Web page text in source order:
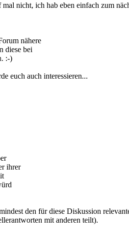
nicht, ich hab eben einfach zum
nähere
diese bei
:-)
euch auch interessieren...
ihrer
den für diese Diskussion
mit anderen teilt).